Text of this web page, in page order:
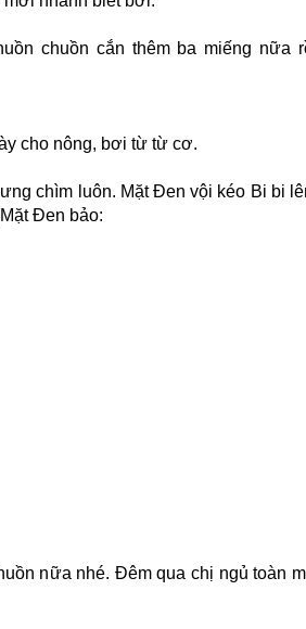
chuồn cắn thêm ba miếng nữa
cho nông, bơi từ từ cơ.
chìm luôn. Mặt Đen vội kéo Bi bi
Đen bảo:
nữa nhé. Đêm qua chị ngủ toàn